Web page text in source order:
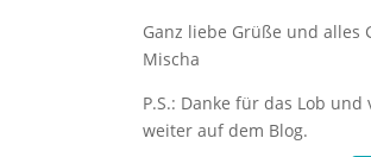
Ganz liebe Grüße und alles
Mischa
P.S.: Danke für das Lob und
weiter auf dem Blog.